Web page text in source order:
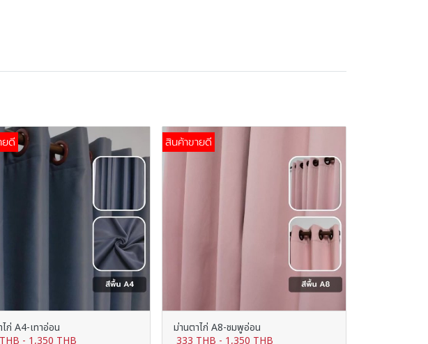
ยดี
ก่ A4-เทาอ่อน
- 1,350 THB
สินค้าขายดี
ม่านตาไก่ A8-ชมพูอ่อน
333 THB - 1,350 THB